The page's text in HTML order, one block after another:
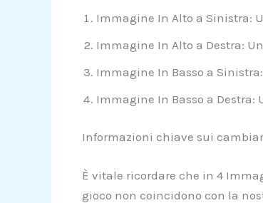
Immagine In Alto a Sinistra:
Immagine In Alto a Destra:
Immagine In Basso a
Immagine In Basso a
Informazioni chiave sui
È vitale ricordare che in 4
gioco non coincidono con la